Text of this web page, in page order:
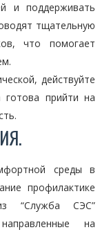
и поддерживать
тщательную
что помогает
действуйте
готова прийти на
среды в
профилактике
“Служба СЭС”
на